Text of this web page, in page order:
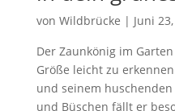
von Wildbrücke | Juni
Der Zaunkönig im
Größe leicht zu
und seinem
und Büschen fällt er